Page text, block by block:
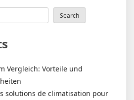
Search
Vergleich: Vorteile und
solutions de climatisation pour